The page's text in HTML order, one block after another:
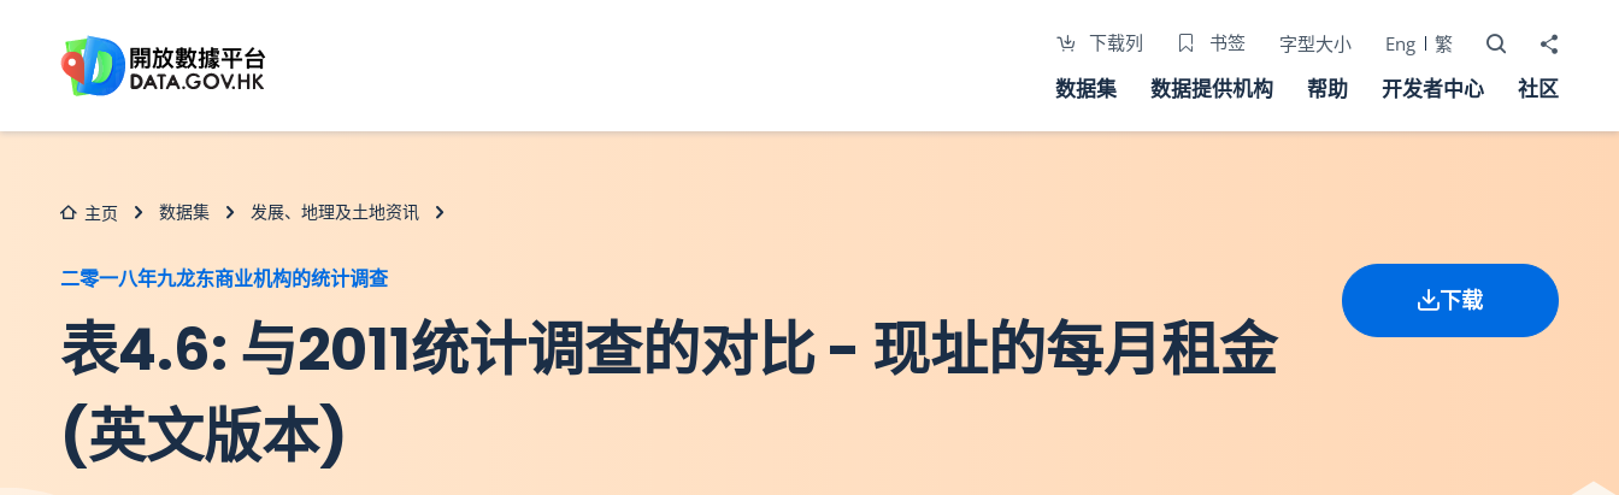
下载列 书签 字型大小 Eng 繁 打开搜寻器
分享至
数据集 数据提供机构 帮助 开发者中心 社区
主页 数据集 发展、地理及土地资讯
二零一八年九龙东商业机构的统计调查
表4.6: 与2011统计调查的对比 - 现址的每月租金
(英文版本)
下载